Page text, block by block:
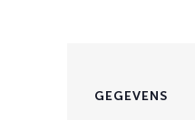
GEGEVENS